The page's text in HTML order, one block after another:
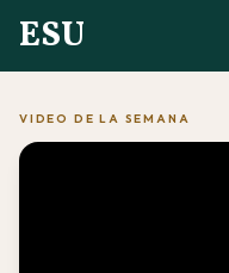
ESU
VIDEO DE LA SEMANA